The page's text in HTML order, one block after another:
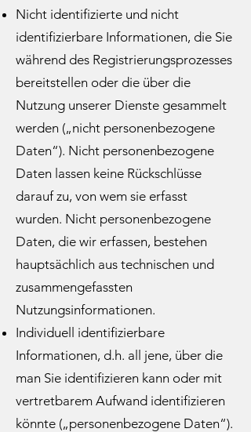
Nicht identifizierte und nicht
identifizierbare Informationen, die Sie
während des Registrierungsprozesses
bereitstellen oder die über die
Nutzung unserer Dienste gesammelt
werden („nicht personenbezogene
Daten“). Nicht personenbezogene
Daten lassen keine Rückschlüsse
darauf zu, von wem sie erfasst
wurden. Nicht personenbezogene
Daten, die wir erfassen, bestehen
hauptsächlich aus technischen und
zusammengefassten
Nutzungsinformationen.
Individuell identifizierbare
Informationen, d.h. all jene, über die
man Sie identifizieren kann oder mit
vertretbarem Aufwand identifizieren
könnte („personenbezogene Daten“).